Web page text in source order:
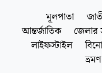
মূলপাতা
আন্তর্জাতিক
জেলার
লাইফস্টাইল
ভ্রমণ